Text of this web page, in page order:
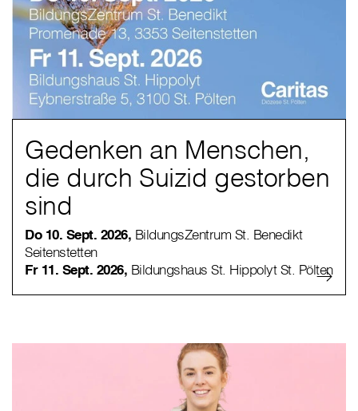
Gedenken an Menschen,
die durch Suizid gestorben
sind
Do 10. Sept. 2026, BildungsZentrum St. Benedikt
Seitenstetten
Fr 11. Sept. 2026, Bildungshaus St. Hippolyt St. Pölten